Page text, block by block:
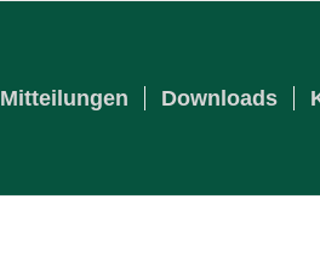
Mitteilungen Downloads